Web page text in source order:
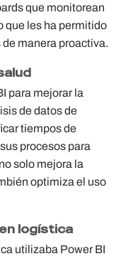
que monitorean
que les ha permitido
manera proactiva.
para mejorar la
de datos de
tiempos de
procesos para
solo mejora la
optimiza el uso
logística
utilizaba Power BI